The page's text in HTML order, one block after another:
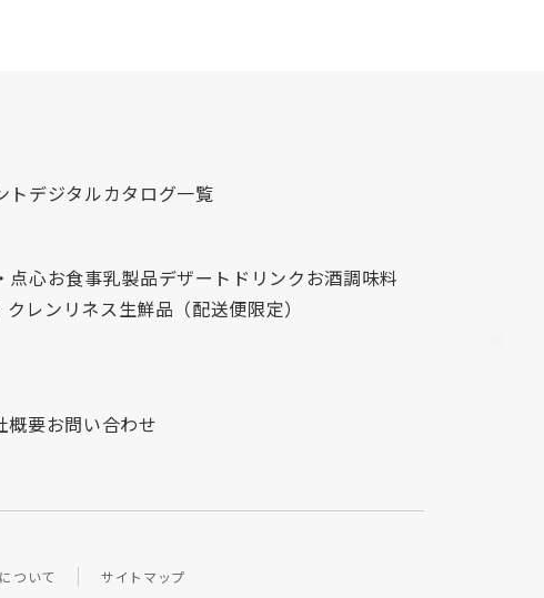
トデジタルカタログ一覧
点心お食事乳製品デザート ドリンクお酒調味料
クレンリネス生鮮品（配送便限定）
概要お問い合わせ
ついて サイトマップ